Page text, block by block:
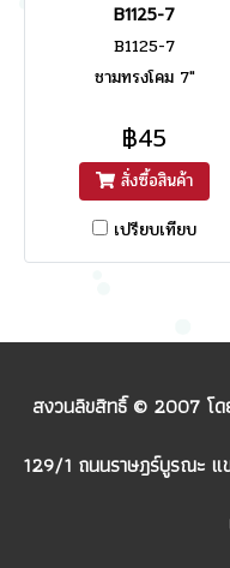
B1125-7
B1125-7
ชามทรงโคม 7"
฿45
สั่งซื้อสินค้า
เปรียบเทียบ
สงวนลิขสิทธิ์ © 2007 โด
129/1 ถนนราษฎร์บูรณะ แ